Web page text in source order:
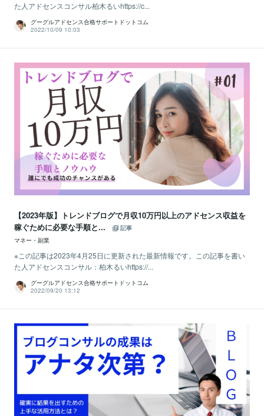
た人アドセンスコンサル柏木るいhttps://c...
グーグルアドセンス合格サポートドットコム
2022/10/09 10:03
【2023年版】トレンドブログで月収10万円以上のアドセンス収益を
稼ぐために必要な手順と...
記事
マネー・副業
※この記事は2023年4月25日に更新された最新情報です。この記事を書い
た人アドセンスコンサル：柏木るいhttps://...
グーグルアドセンス合格サポートドットコム
2022/09/20 13:12